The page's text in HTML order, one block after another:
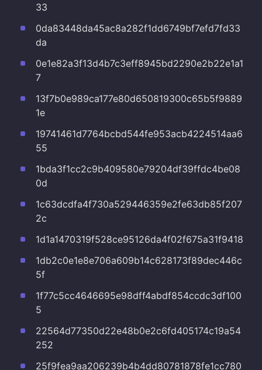
33
0da83448da45ac8a282f1dd6749bf7efd7fd33
da
0e1e82a3f13d4b7c3eff8945bd2290e2b22e1a1
7
13f7b0e989ca177e80d650819300c65b5f9889
1e
19741461d7764bcbd544fe953acb4224514aa6
55
1bda3f1cc2c9b409580e79204df39ffdc4be08
0d
1c63dcdfa4f730a529446359e2fe63db85f207
2c
1d1a1470319f528ce95126da4f02f675a31f9418
1db2c0e1e8e706a609b14c628173f89dec446c
5f
1f77c5cc4646695e98dff4abdf854ccdc3df100
5
22564d77350d22e48b0e2c6fd405174c19a54
252
25f9fea9aa206239b4b4dd80781878fe1cc780